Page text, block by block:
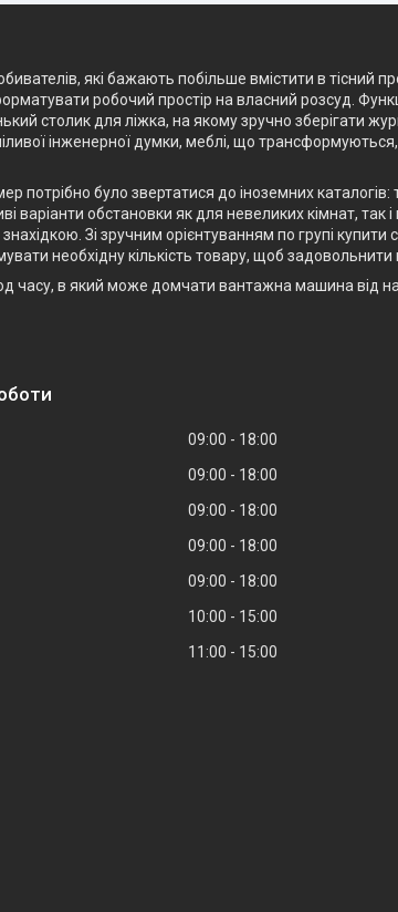
які бажають побільше вмістити в тісний
робочий простір на власний розсуд.
столик для ліжка, на якому зручно зберігати
інженерної думки, меблі, що
потрібно було звертатися до іноземних
обстановки як для невеликих кімнат, так і
Зі зручним орієнтуванням по групі купити
необхідну кількість товару, щоб задовольнити
часу, в який може домчати вантажна машина від
09:00
18:00
09:00
18:00
09:00
18:00
09:00
18:00
09:00
18:00
10:00
15:00
11:00 15:00